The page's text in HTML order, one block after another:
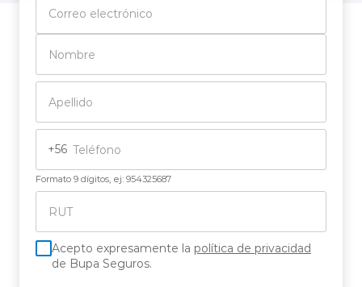
Centro de Ayuda
modo claro
+56
Formato 9 dígitos, ej: 954325687
Acepto expresamente la política de privacidad
de Bupa Seguros.